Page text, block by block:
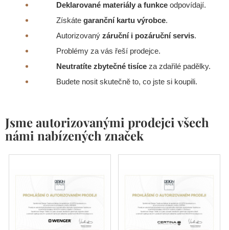
Deklarované materiály a funkce odpovídají.
Získáte garanční kartu výrobce.
Autorizovaný záruční i pozáruční servis.
Problémy za vás řeší prodejce.
Neutratíte zbytečné tisíce za zdařilé padělky.
Budete nosit skutečně to, co jste si koupili.
Jsme autorizovanými prodejci všech
námi nabízených značek